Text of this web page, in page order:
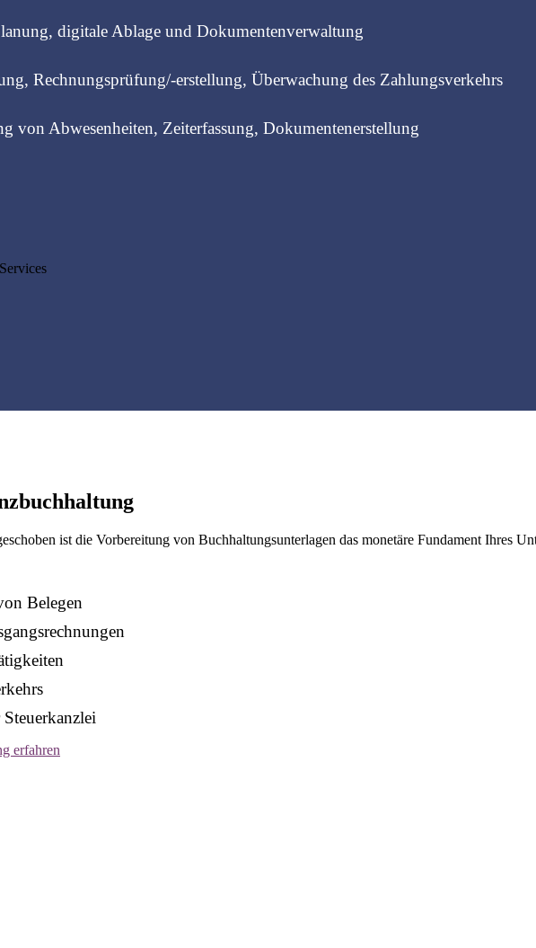
digitale Ablage und Dokumentenverwaltung
Rechnungsprüfung/-erstellung, Überwachung des Zahlungsverkehrs
von Abwesenheiten, Zeiterfassung, Dokumentenerstellung
ist die Vorbereitung von Buchhaltungsunterlagen das monetäre Fundament Ihres
Belegen
erfahren